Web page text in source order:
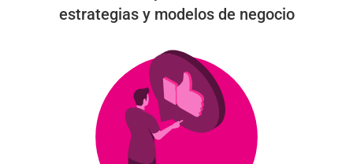
estrategias y modelos de negocio